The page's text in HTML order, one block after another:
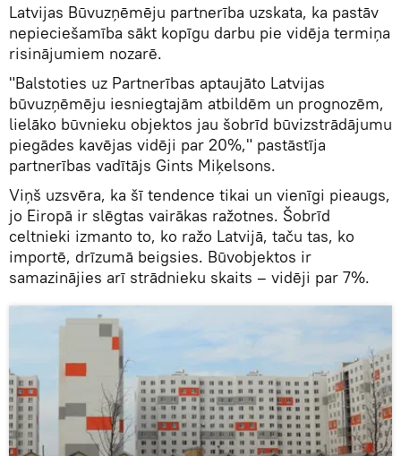
Latvijas Būvuzņēmēju partnerība uzskata, ka pastāv
nepieciešamība sākt kopīgu darbu pie vidēja termiņa
risinājumiem nozarē.
"Balstoties uz Partnerības aptaujāto Latvijas
būvuzņēmēju iesniegtajām atbildēm un prognozēm,
lielāko būvnieku objektos jau šobrīd būvizstrādājumu
piegādes kavējas vidēji par 20%," pastāstīja
partnerības vadītājs Gints Miķelsons.
Viņš uzsvēra, ka šī tendence tikai un vienīgi pieaugs,
jo Eiropā ir slēgtas vairākas ražotnes. Šobrīd
celtnieki izmanto to, ko ražo Latvijā, taču tas, ko
importē, drīzumā beigsies. Būvobjektos ir
samazinājies arī strādnieku skaits – vidēji par 7%.